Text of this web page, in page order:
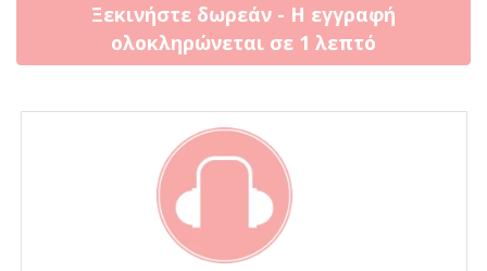
Ξεκινήστε δωρεάν - Η εγγραφή
ολοκληρώνεται σε 1 λεπτό